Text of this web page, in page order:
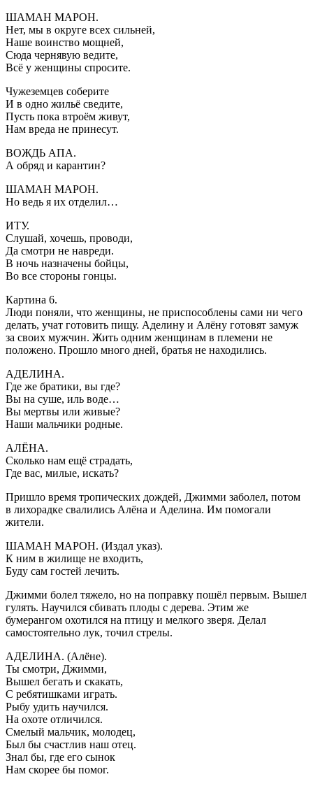
ШАМАН МАРОН.
Нет, мы в округе всех сильней,
Наше воинство мощней,
Сюда чернявую ведите,
Всё у женщины спросите.
Чужеземцев соберите
И в одно жильё сведите,
Пусть пока втроём живут,
Нам вреда не принесут.
ВОЖДЬ АПА.
А обряд и карантин?
ШАМАН МАРОН.
Но ведь я их отделил…
ИТУ.
Слушай, хочешь, проводи,
Да смотри не навреди.
В ночь назначены бойцы,
Во все стороны гонцы.
Картина 6.
Люди поняли, что женщины, не приспособлены сами ни чего
делать, учат готовить пищу. Аделину и Алёну готовят замуж
за своих мужчин. Жить одним женщинам в племени не
положено. Прошло много дней, братья не находились.
АДЕЛИНА.
Где же братики, вы где?
Вы на суше, иль воде…
Вы мертвы или живые?
Наши мальчики родные.
АЛЁНА.
Сколько нам ещё страдать,
Где вас, милые, искать?
Пришло время тропических дождей, Джимми заболел, потом
в лихорадке свалились Алёна и Аделина. Им помогали
жители.
ШАМАН МАРОН. (Издал указ).
К ним в жилище не входить,
Буду сам гостей лечить.
Джимми болел тяжело, но на поправку пошёл первым. Вышел
гулять. Научился сбивать плоды с дерева. Этим же
бумерангом охотился на птицу и мелкого зверя. Делал
самостоятельно лук, точил стрелы.
АДЕЛИНА. (Алёне).
Ты смотри, Джимми,
Вышел бегать и скакать,
С ребятишками играть.
Рыбу удить научился.
На охоте отличился.
Смелый мальчик, молодец,
Был бы счастлив наш отец.
Знал бы, где его сынок
Нам скорее бы помог.